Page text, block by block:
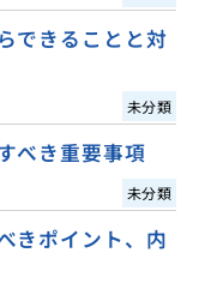
できることと対
未分類
べき重要事項
未分類
きポイント、内